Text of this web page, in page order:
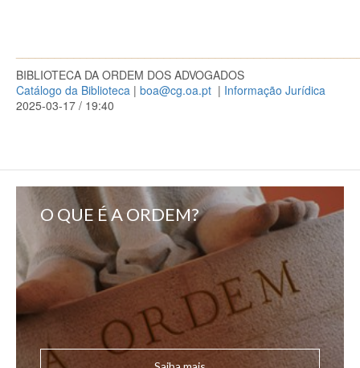
BIBLIOTECA DA ORDEM DOS ADVOGADOS
Catálogo da Biblioteca | boa@cg.oa.pt | Informação Jurídica
2025-03-17 / 19:40
O QUE É A ORDEM?